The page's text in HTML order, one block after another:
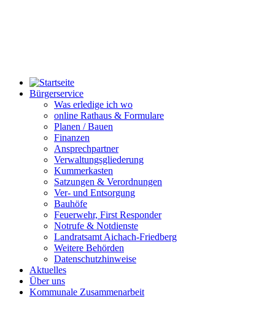
Bürgerservice
Was erledige ich wo
online Rathaus & Formulare
Planen / Bauen
Finanzen
Ansprechpartner
Verwaltungsgliederung
Kummerkasten
Satzungen & Verordnungen
Ver- und Entsorgung
Bauhöfe
Feuerwehr, First Responder
Notrufe & Notdienste
Landratsamt Aichach-Friedberg
Weitere Behörden
Datenschutzhinweise
Aktuelles
Über uns
Kommunale Zusammenarbeit